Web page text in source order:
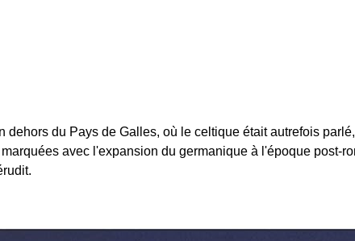
du Pays de Galles, où le celtique était autrefois
avec l'expansion du germanique à l'époque post-